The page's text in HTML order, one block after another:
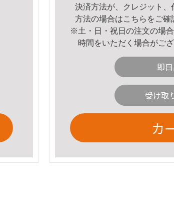
決済方法が、クレジット
方法の場合はこちら をご確
※土・日・祝日の注文の場
時間をいただく場合がござ
即
受け取
カ